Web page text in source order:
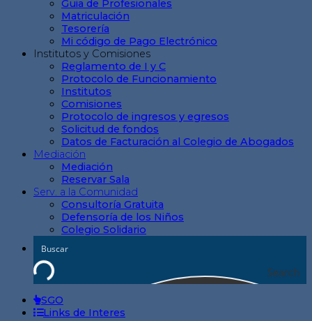
Guia de Profesionales
Matriculación
Tesorería
Mi código de Pago Electrónico
Institutos y Comisiones
Reglamento de I y C
Protocolo de Funcionamiento
Institutos
Comisiones
Protocolo de ingresos y egresos
Solicitud de fondos
Datos de Facturación al Colegio de Abogados
Mediación
Mediación
Reservar Sala
Serv. a la Comunidad
Consultoría Gratuita
Defensoría de los Niños
Colegio Solidario
Search
SGO
Links de Interes